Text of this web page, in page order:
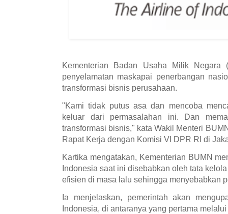
Kementerian Badan Usaha Milik Negara
penyelamatan maskapai penerbangan
transformasi bisnis perusahaan.
"Kami tidak putus asa dan mencoba
keluar dari permasalahan ini. Dan
transformasi bisnis," kata Wakil Menteri
Rapat Kerja dengan Komisi VI DPR RI di
Kartika mengatakan, Kementerian BUMN
Indonesia saat ini disebabkan oleh tata
efisien di masa lalu sehingga menyebabkan
Ia menjelaskan, pemerintah akan
Indonesia, di antaranya yang pertama